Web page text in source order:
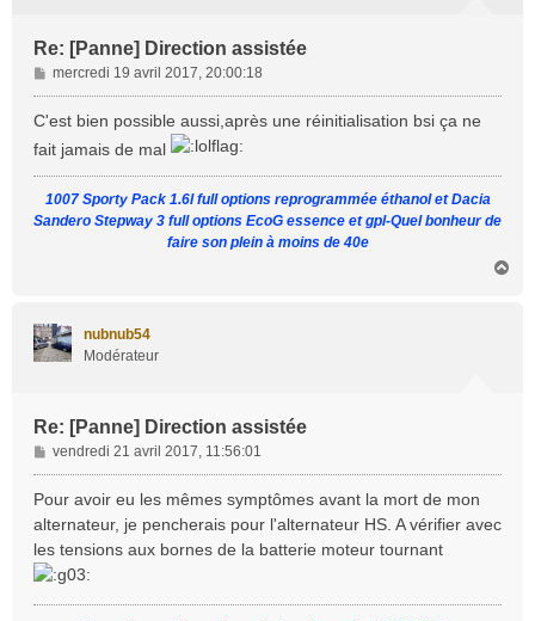
Re: [Panne] Direction assistée
M
e
s
a
g
e
mercredi 19 avril 2017, 20:00:18
C'est bien possible aussi,après une réinitialisation bsi ça ne
fait jamais de mal
1007 Sporty Pack 1.6l full options reprogrammée éthanol et Dacia
Sandero Stepway 3 full options EcoG essence et gpl-Quel bonheur de
faire son plein à moins de 40e
nubnub54
Modérateur
Re: [Panne] Direction assistée
M
e
s
g
e
vendredi 21 avril 2017, 11:56:01
Pour avoir eu les mêmes symptômes avant la mort de mon
alternateur, je pencherais pour l'alternateur HS. A vérifier avec
les tensions aux bornes de la batterie moteur tournant